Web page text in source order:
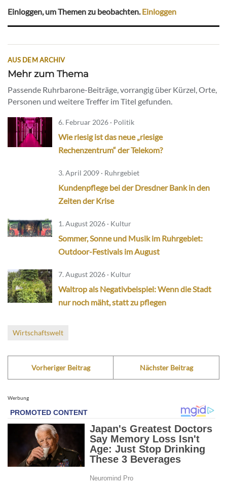
Einloggen, um Themen zu beobachten.Einloggen
AUS DEM ARCHIV
Mehr zum Thema
Passende Ruhrbarone-Beiträge, vorrangig über Kürzel, Orte,
Personen und weitere Treffer im Titel gefunden.
6. Februar 2026 · Politik
Wie riesig ist das neue „riesige
Rechenzentrum“ der Telekom?
3. April 2009 · Ruhrgebiet
Kundenpflege bei der Dresdner Bank in den
Zeiten der Krise
1. August 2026 · Kultur
Sommer, Sonne und Musik im Ruhrgebiet:
Outdoor-Festivals im August
7. August 2026 · Kultur
Waltrop als Negativbeispiel: Wenn die Stadt
nur noch mäht, statt zu pflegen
Wirtschaftswelt
Vorheriger Beitrag Nächster Beitrag
Werbung